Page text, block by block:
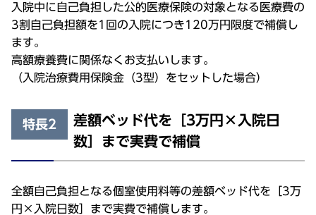
入院中に自己負担した公的医療保険の対象となる医療費の
3割自己負担額を1回の入院につき120万円限度で補償し
ます。
高額療養費に関係なくお支払いします。
（入院治療費用保険金（3型）をセットした場合）
特長2
差額ベッド代を［3万円×入院日
数］まで実費で補償
全額自己負担となる個室使用料等の差額ベッド代を［3万
円×入院日数］まで実費で補償します。